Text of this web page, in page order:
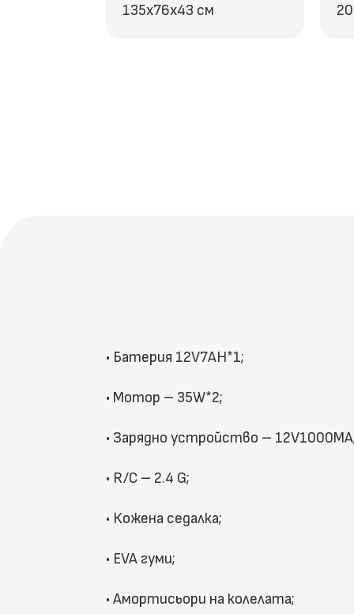
135x76x43 см
• Батерия 12V7AH*1;
• Мотор – 35W*2;
• Зарядно устройство –
• R/C – 2.4 G;
• Кожена седалка;
• EVA гуми;
• Амортисьори на колелата;